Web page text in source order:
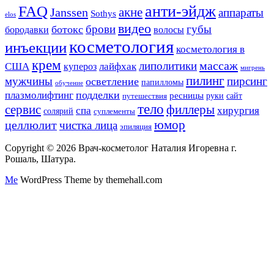
elos FAQ Janssen Sothys акне анти-эйджаппараты
бородавки ботокс бровивидео волосы губы
инъекциикосметология косметология в
США крем купероз лайфхак липолитикимассаж мигрень
мужчины обучение осветление папилломы пилинг пирсинг
плазмолифтинг подделки путешествия ресницы руки сайт
сервис солярий спа суплементы тело филлеры хирургия
целлюлитчистка лица эпиляция юмор
Copyright © 2026 Врач-косметолог Наталия Игоревна г.
Рошаль, Шатура.
Me WordPress Theme by themehall.com